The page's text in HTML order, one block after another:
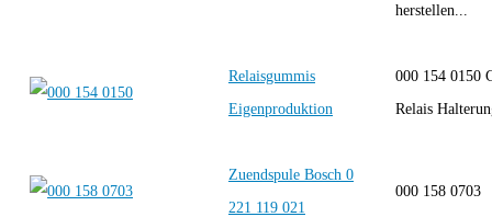
herstellen...
Relaisgummis
Eigenproduktion
000 154 0150
Relais
Zuendspule Bosch 0
221 119 021
000 158 0703